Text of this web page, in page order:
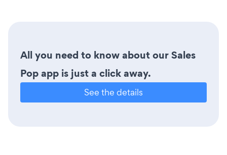
All you need to know about our Sales
Pop app is just a click away.
See the details